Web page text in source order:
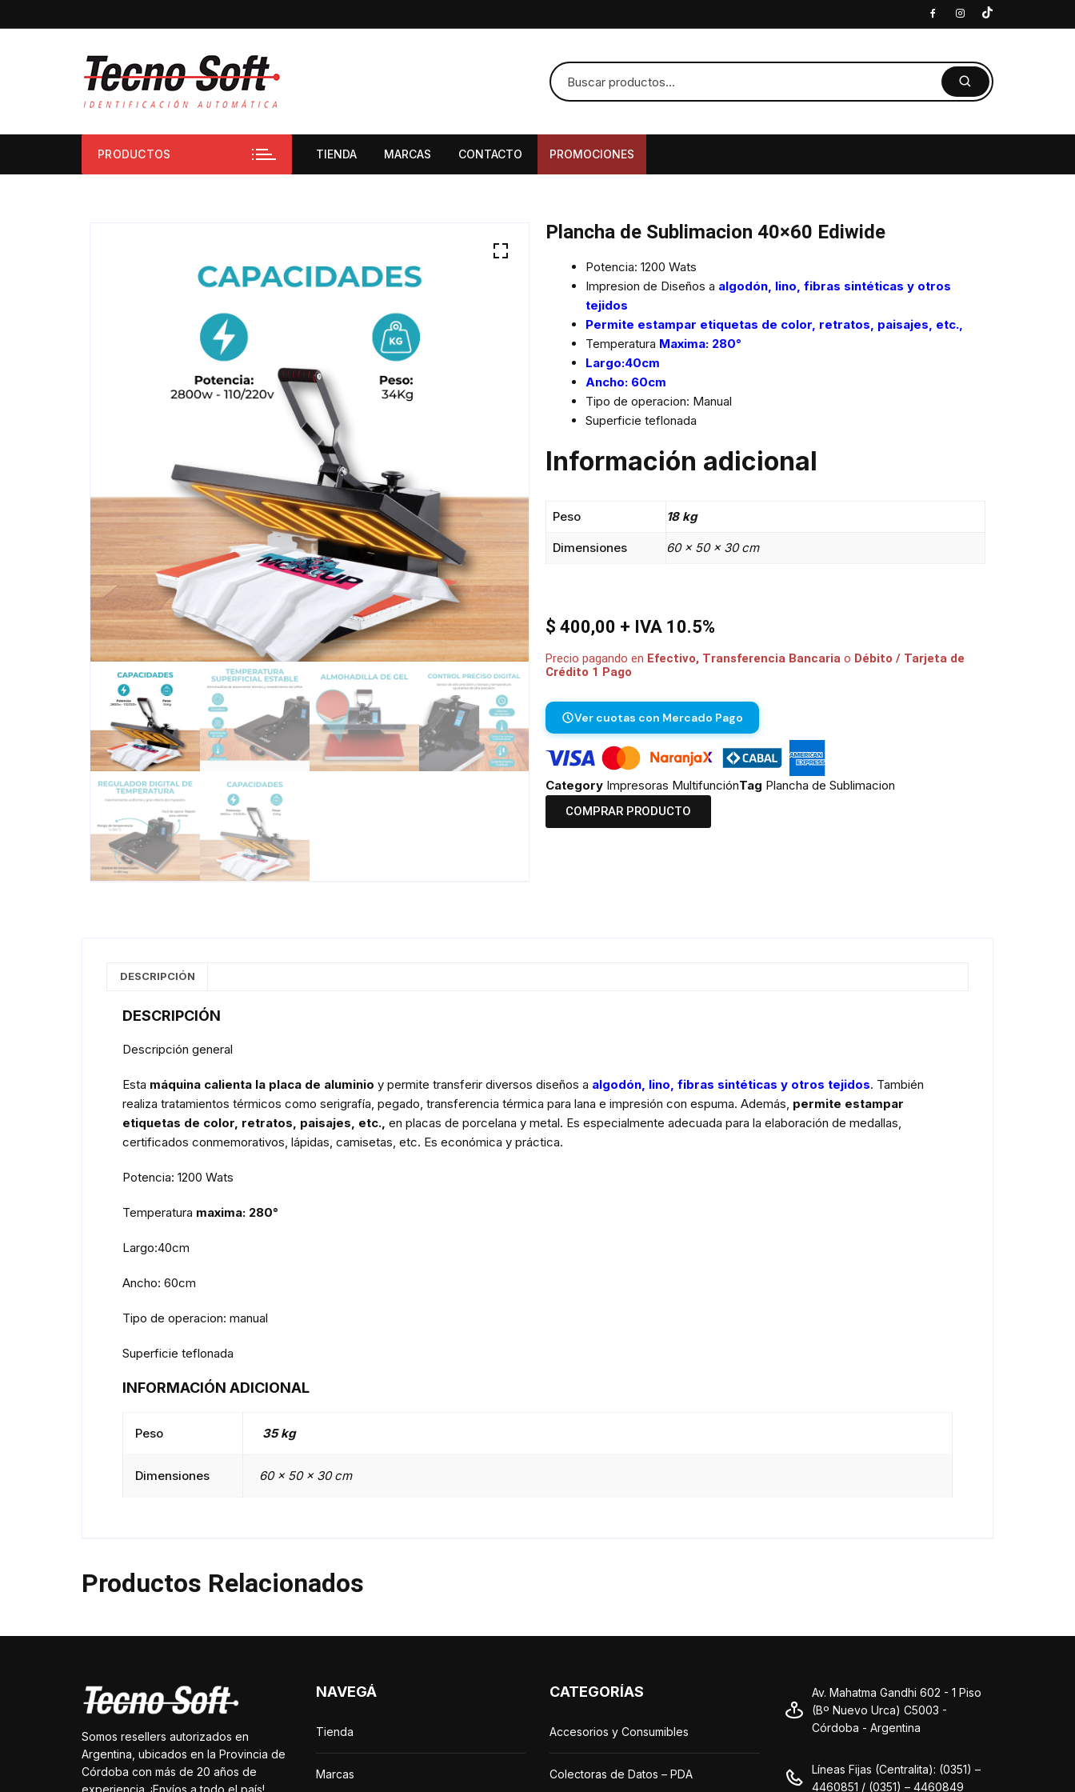
PRODUCTOS TIENDA MARCAS CONTACTO PROMOCIONES
Plancha de Sublimacion 40×60 Ediwide
Potencia: 1200 Wats
Impresion de Diseños a algodón, lino, fibras sintéticas y otros
tejidos
Permite estampar etiquetas de color, retratos, paisajes, etc.,
Temperatura Maxima: 280°
Largo:40cm
Ancho: 60cm
Tipo de operacion: Manual
Superficie teflonada
Información adicional
Peso 18 kg
Dimensiones 60 × 50 × 30 cm
$ 400,00 + IVA 10.5%
Precio pagando en Efectivo, Transferencia Bancaria o Débito / Tarjeta de
Crédito 1 Pago
Ver cuotas con Mercado Pago
Category Impresoras MultifunciónTag Plancha de Sublimacion
COMPRAR PRODUCTO
DESCRIPCIÓN
DESCRIPCIÓN
Descripción general
Esta máquina calienta la placa de aluminio y permite transferir diversos diseños a algodón, lino, fibras sintéticas y otros tejidos. También
realiza tratamientos térmicos como serigrafía, pegado, transferencia térmica para lana e impresión con espuma. Además, permite estampar
etiquetas de color, retratos, paisajes, etc., en placas de porcelana y metal. Es especialmente adecuada para la elaboración de medallas,
certificados conmemorativos, lápidas, camisetas, etc. Es económica y práctica.
Potencia: 1200 Wats
Temperatura maxima: 280°
Largo:40cm
Ancho: 60cm
Tipo de operacion: manual
Superficie teflonada
INFORMACIÓN ADICIONAL
Peso 35 kg
Dimensiones 60 × 50 × 30 cm
Productos Relacionados
Somos resellers autorizados en
Argentina, ubicados en la Provincia de
Córdoba con más de 20 años de
experiencia. ¡Envíos a todo el país!
NAVEGÁ
Tienda
Marcas
CATEGORÍAS
Accesorios y Consumibles
Colectoras de Datos – PDA
Av. Mahatma Gandhi 602 - 1 Piso
(Bº Nuevo Urca) C5003 -
Córdoba - Argentina
Líneas Fijas (Centralita): (0351) –
4460851 / (0351) – 4460849